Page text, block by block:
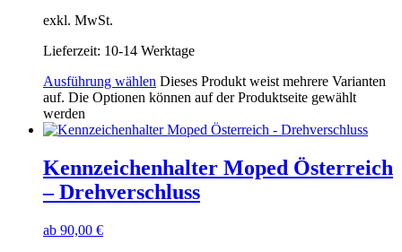
exkl. MwSt.
Lieferzeit: 10-14 Werktage
Ausführung wählen Dieses Produkt weist mehrere Varianten
auf. Die Optionen können auf der Produktseite gewählt
werden
Kennzeichenhalter Moped Österreich
– Drehverschluss
ab 90,00 €